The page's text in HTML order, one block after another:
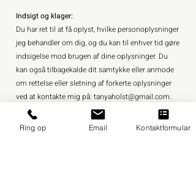
Indsigt og klager:
Du har ret til at få oplyst, hvilke personoplysninger
jeg behandler om dig, og du kan til enhver tid gøre
indsigelse mod brugen af dine oplysninger. Du
kan også tilbagekalde dit samtykke eller anmode
om rettelse eller sletning af forkerte oplysninger
ved at kontakte mig på: tanyaholst@gmail.com.
Hvis du ønsker at klage over vores behandling af
dine personoplysninger, kan du kontakte
Ring op Email Kontaktformular